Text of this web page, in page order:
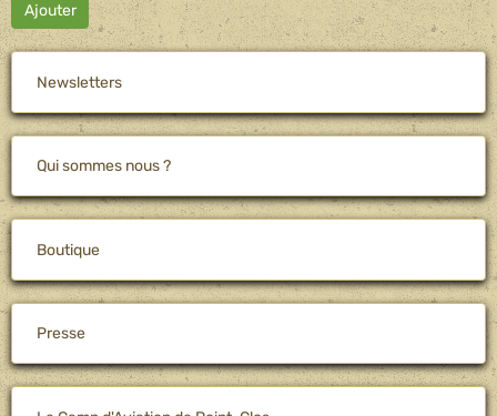
Ajouter
Newsletters
Qui sommes nous ?
Boutique
Presse